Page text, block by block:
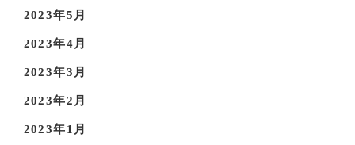
2023年5月
2023年4月
2023年3月
2023年2月
2023年1月